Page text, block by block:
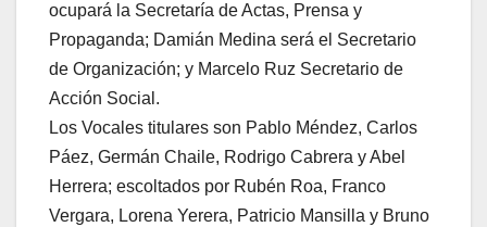
ocupará la Secretaría de Actas, Prensa y
Propaganda; Damián Medina será el Secretario
de Organización; y Marcelo Ruz Secretario de
Acción Social.
Los Vocales titulares son Pablo Méndez, Carlos
Páez, Germán Chaile, Rodrigo Cabrera y Abel
Herrera; escoltados por Rubén Roa, Franco
Vergara, Lorena Yerera, Patricio Mansilla y Bruno